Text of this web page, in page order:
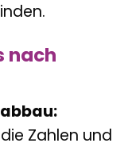
nach
Zahlen und